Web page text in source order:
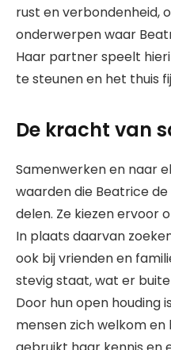
rust en verbondenheid,
onderwerpen waar
Haar partner speelt
te steunen en het thuis
De kracht van
Samenwerken en naar
waarden die Beatrice
delen. Ze kiezen ervoor
In plaats daarvan
ook bij vrienden en
stevig staat, wat er
Door hun open houding
mensen zich welkom